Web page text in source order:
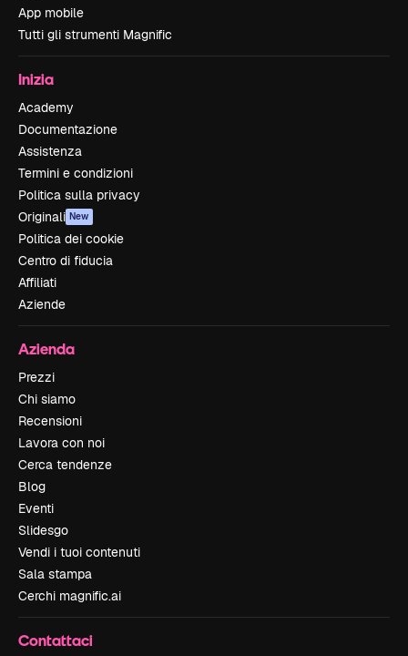
App mobile
Tutti gli strumenti Magnific
Inizia
Academy
Documentazione
Assistenza
Termini e condizioni
Politica sulla privacy
Originali New
Politica dei cookie
Centro di fiducia
Affiliati
Aziende
Azienda
Prezzi
Chi siamo
Recensioni
Lavora con noi
Cerca tendenze
Blog
Eventi
Slidesgo
Vendi i tuoi contenuti
Sala stampa
Cerchi magnific.ai
Contattaci